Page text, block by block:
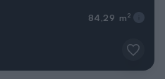
84,29 m 2